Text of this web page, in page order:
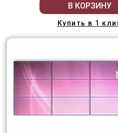
В КОРЗИНУ
Купить в 1